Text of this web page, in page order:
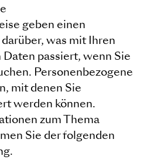
geben einen
was mit Ihren
passiert, wenn Sie
Personenbezogene
mit denen Sie
werden können.
zum Thema
Sie der folgenden